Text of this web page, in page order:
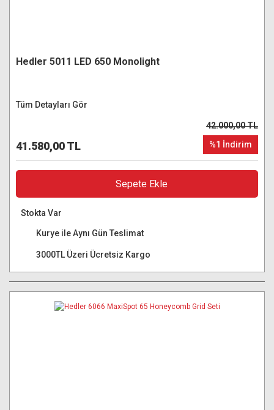
Hedler 5011 LED 650 Monolight
Tüm Detayları Gör
41.580,00 TL
42.000,00 TL
%1 İndirim
Sepete Ekle
Stokta Var
Kurye ile Aynı Gün Teslimat
3000TL Üzeri Ücretsiz Kargo